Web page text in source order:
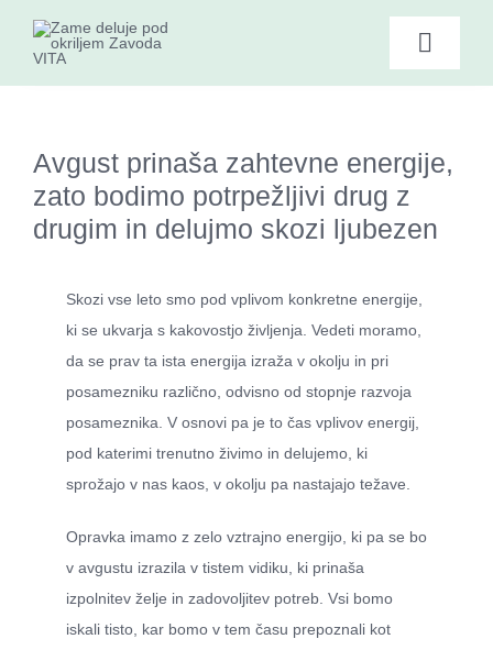
Toggle
Zate – ponudba
Branje
Posnetki
O ZAME
Avgust prinaša zahtevne energije,
zato bodimo potrpežljivi drug z
drugim in delujmo skozi ljubezen
Skozi vse leto smo pod vplivom konkretne energije,
ki se ukvarja s kakovostjo življenja. Vedeti moramo,
da se prav ta ista energija izraža v okolju in pri
posamezniku različno, odvisno od stopnje razvoja
posameznika. V osnovi pa je to čas vplivov energij,
pod katerimi trenutno živimo in delujemo, ki
sprožajo v nas kaos, v okolju pa nastajajo težave.
Opravka imamo z zelo vztrajno energijo, ki pa se bo
v avgustu izrazila v tistem vidiku, ki prinaša
izpolnitev želje in zadovoljitev potreb. Vsi bomo
iskali tisto, kar bomo v tem času prepoznali kot